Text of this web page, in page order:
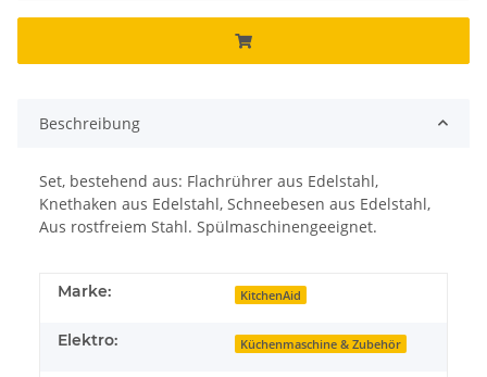
Beschreibung
Set, bestehend aus: Flachrührer aus Edelstahl,
Knethaken aus Edelstahl, Schneebesen aus Edelstahl,
Aus rostfreiem Stahl. Spülmaschinengeeignet.
Marke: KitchenAid
Elektro: Küchenmaschine & Zubehör